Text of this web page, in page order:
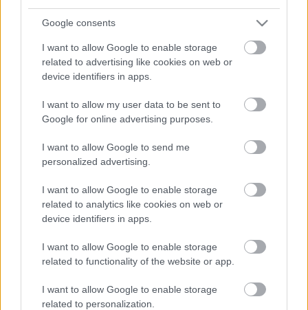
Google consents
I want to allow Google to enable storage
related to advertising like cookies on web or
device identifiers in apps.
I want to allow my user data to be sent to
Google for online advertising purposes.
I want to allow Google to send me
personalized advertising.
I want to allow Google to enable storage
related to analytics like cookies on web or
device identifiers in apps.
I want to allow Google to enable storage
related to functionality of the website or app.
I want to allow Google to enable storage
related to personalization.
BÉRLETTEL A ZENEAKADÉMIÁRA
A bejegyzés trackback címe:
https://kulturpart.hu/api/trackback/id/7852588
Kommentek:
A hozzászólások a vonatkozó jogszabályok
nem vállal, azokat nem ellenőrzi. Kifogás esetén forduljon a blog szerkesztőjéhez.
Részletek a Felhasználási feltételekben és az adatvédelmi tájékoztatóban